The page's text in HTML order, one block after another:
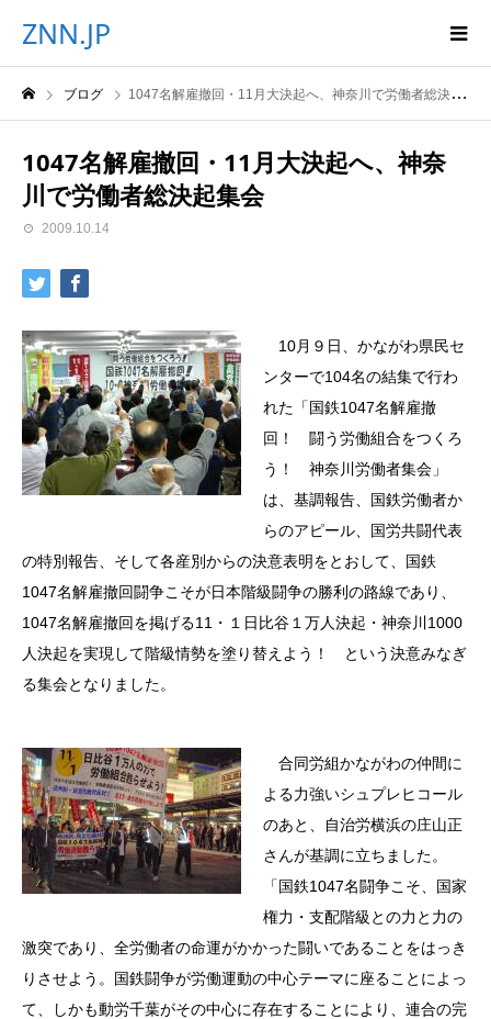
ZNN.JP
ブログ 1047名解雇撤回・11月大決起へ、神奈川で労働者総決起集会
1047名解雇撤回・11月大決起へ、神奈
川で労働者総決起集会
2009.10.14
10月９日、かながわ県民セ
ンターで104名の結集で行わ
れた「国鉄1047名解雇撤
回！ 闘う労働組合をつくろ
う！ 神奈川労働者集会」
は、基調報告、国鉄労働者か
らのアピール、国労共闘代表
の特別報告、そして各産別からの決意表明をとおして、国鉄
1047名解雇撤回闘争こそが日本階級闘争の勝利の路線であり、
1047名解雇撤回を掲げる11・１日比谷１万人決起・神奈川1000
人決起を実現して階級情勢を塗り替えよう！ という決意みなぎ
る集会となりました。
合同労組かながわの仲間に
よる力強いシュプレヒコール
のあと、自治労横浜の庄山正
さんが基調に立ちました。
「国鉄1047名闘争こそ、国家
権力・支配階級との力と力の
激突であり、全労働者の命運がかかった闘いであることをはっき
りさせよう。国鉄闘争が労働運動の中心テーマに座ることによっ
て、しかも動労千葉がその中心に存在することにより、 連合の完